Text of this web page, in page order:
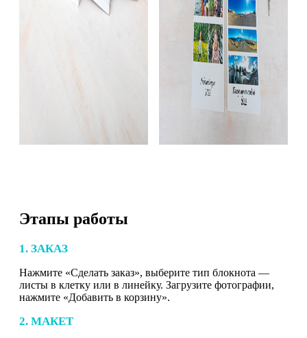
Этапы работы
1. ЗАКАЗ
Нажмите «Сделать заказ», выберите тип блокнота —
листы в клетку или в линейку. Загрузите фотографии,
нажмите «Добавить в корзину».
2. МАКЕТ